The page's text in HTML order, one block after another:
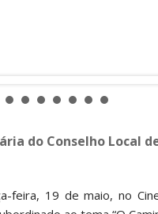
do Conselho Local
feira, 19 de maio, no